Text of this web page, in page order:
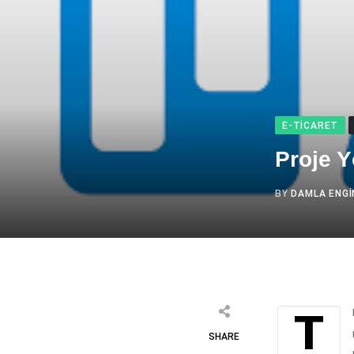
E-TICARET
Proje
BYDAMLA
SHARE Trello büyük şirketlerin geniş kapsamlı projelerin kontrolünde yaşanan zorluklar